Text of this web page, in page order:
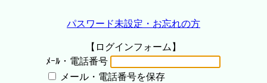
パスワード未設定・お忘れの方
【ログインフォーム】
ﾒｰﾙ・電話番号
メール・電話番号を保存